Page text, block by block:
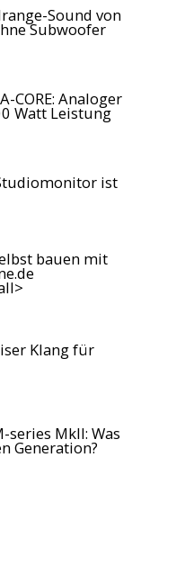
Sound von
Subwoofer
CORE: Analoger
Watt Leistung
ist
bauen mit
Klang für
series MkII: Was
Generation?